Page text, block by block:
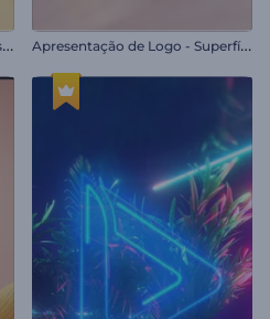
A
presentação de Logo - Esferas Cinéticas A
presentação de Logo - Superfície de Mosaico